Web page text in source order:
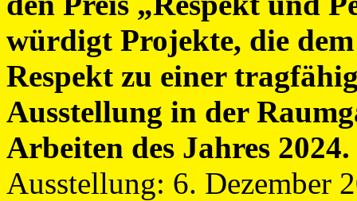
würdigt Projekte, die dem
Respekt zu einer
Ausstellung in der
Arbeiten des Jahres 2024.
Ausstellung: 6. Dezember